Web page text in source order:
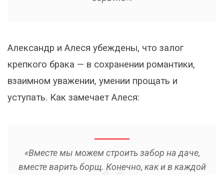
Александр и Алеся убеждены, что залог
крепкого брака — в сохранении романтики,
взаимном уважении, умении прощать и
уступать. Как замечает Алеся:
«Вместе мы можем строить забор на даче,
вместе варить борщ. Конечно, как и в каждой